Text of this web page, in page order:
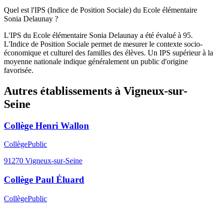
Quel est l'IPS (Indice de Position Sociale) du Ecole élémentaire
Sonia Delaunay ?
L'IPS du Ecole élémentaire Sonia Delaunay a été évalué à 95.
L'Indice de Position Sociale permet de mesurer le contexte socio-
économique et culturel des familles des élèves. Un IPS supérieur à la
moyenne nationale indique généralement un public d'origine
favorisée.
Autres établissements à Vigneux-sur-
Seine
Collège Henri Wallon
CollègePublic
91270 Vigneux-sur-Seine
Collège Paul Éluard
CollègePublic